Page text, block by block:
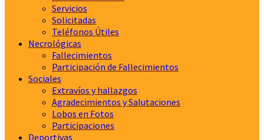
Servicios
Solicitadas
Teléfonos Útiles
Necrológicas
Fallecimientos
Participación de Fallecimientos
Sociales
Extravíos y hallazgos
Agradecimientos y Salutaciones
Lobos en Fotos
Participaciones
Deportivas